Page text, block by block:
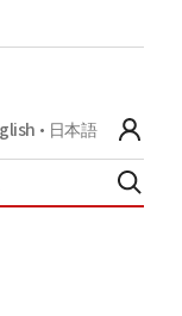
日本語